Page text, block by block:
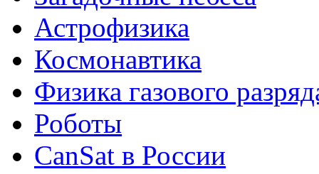
Астрофизика
Космонавтика
Физика газового
Роботы
CanSat в России